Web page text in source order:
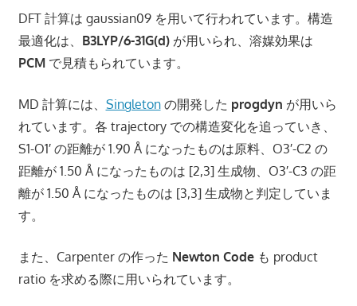
DFT 計算は gaussian09 を用いて行われています。構造
最適化は、 B3LYP/6-31G(d)が用いられ、溶媒効果は
PCMで見積もられています。
MD 計算には、 Singletonの開発した progdyn が用いら
れています。各 trajectory での構造変化を追っていき、
S1-O1′ の距離が 1.90 Å になったものは原料、O3′-C2 の
距離が 1.50 Å になったものは [2,3] 生成物、O3′-C3 の距
離が 1.50 Å になったものは [3,3] 生成物と判定していま
す。
また、Carpenter の作った Newton Codeも product
ratio を求める際に用いられています。